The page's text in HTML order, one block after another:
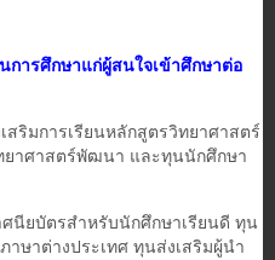
ารศึกษาแก่ผู้สนใจเข้าศึกษาต่อ
สริมการเรียนหลักสูตรวิทยาศาสตร์
ยาศาสตร์พัฒนา และทุนนักศึกษา
ศนียบัตรสำหรับนักศึกษาเรียนดี ทุน
ษาต่างประเทศ ทุนส่งเสริมผู้นำ